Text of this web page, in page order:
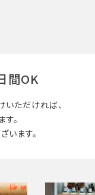
間OK
いただければ、
。
います。